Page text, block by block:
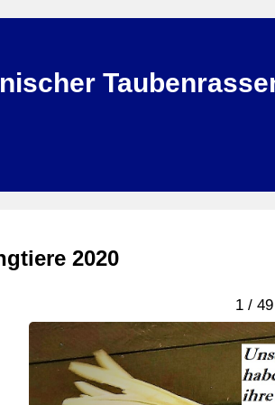
2020
1 / 49